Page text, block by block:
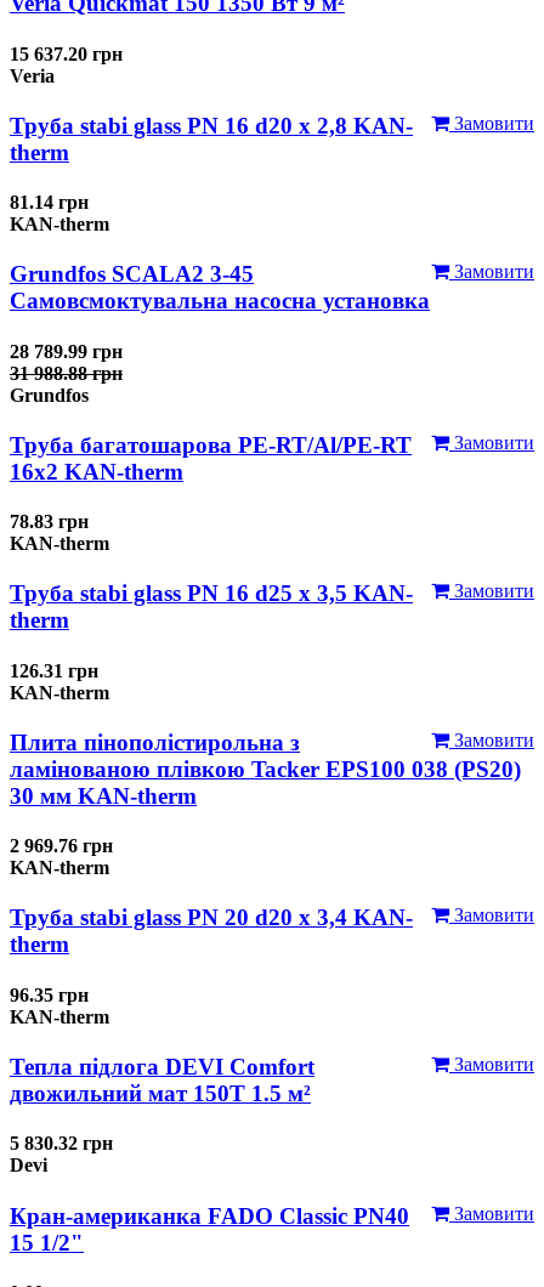
15 637.20 грн
Veria
Замовити
Труба stabi glass PN 16 d20 х 2,8 KAN-
therm
81.14 грн
KAN-therm
Замовити
Grundfos SCALA2 3-45
Самовсмоктувальна насосна установка
28 789.99 грн
31 988.88 грн
Grundfos
Замовити
Труба багатошарова PE-RT/Al/PE-RT
16x2 KAN-therm
78.83 грн
KAN-therm
Замовити
Труба stabi glass PN 16 d25 х 3,5 KAN-
therm
126.31 грн
KAN-therm
Замовити
Плита пінополістирольна з
ламінованою плівкою Tacker EPS100 038 (PS20)
30 мм KAN-therm
2 969.76 грн
KAN-therm
Замовити
Труба stabi glass PN 20 d20 х 3,4 KAN-
therm
96.35 грн
KAN-therm
Замовити
Тепла підлога DEVI Comfort
двожильний мат 150T 1.5 м²
5 830.32 грн
Devi
Замовити
Кран-американка FADO Classic PN40
15 1/2"